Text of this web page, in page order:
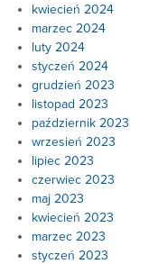
kwiecień 2024
marzec 2024
luty 2024
styczeń 2024
grudzień 2023
listopad 2023
październik 2023
wrzesień 2023
lipiec 2023
czerwiec 2023
maj 2023
kwiecień 2023
marzec 2023
styczeń 2023